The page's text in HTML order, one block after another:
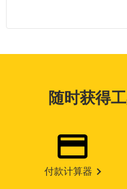
随时获得
付款计算器